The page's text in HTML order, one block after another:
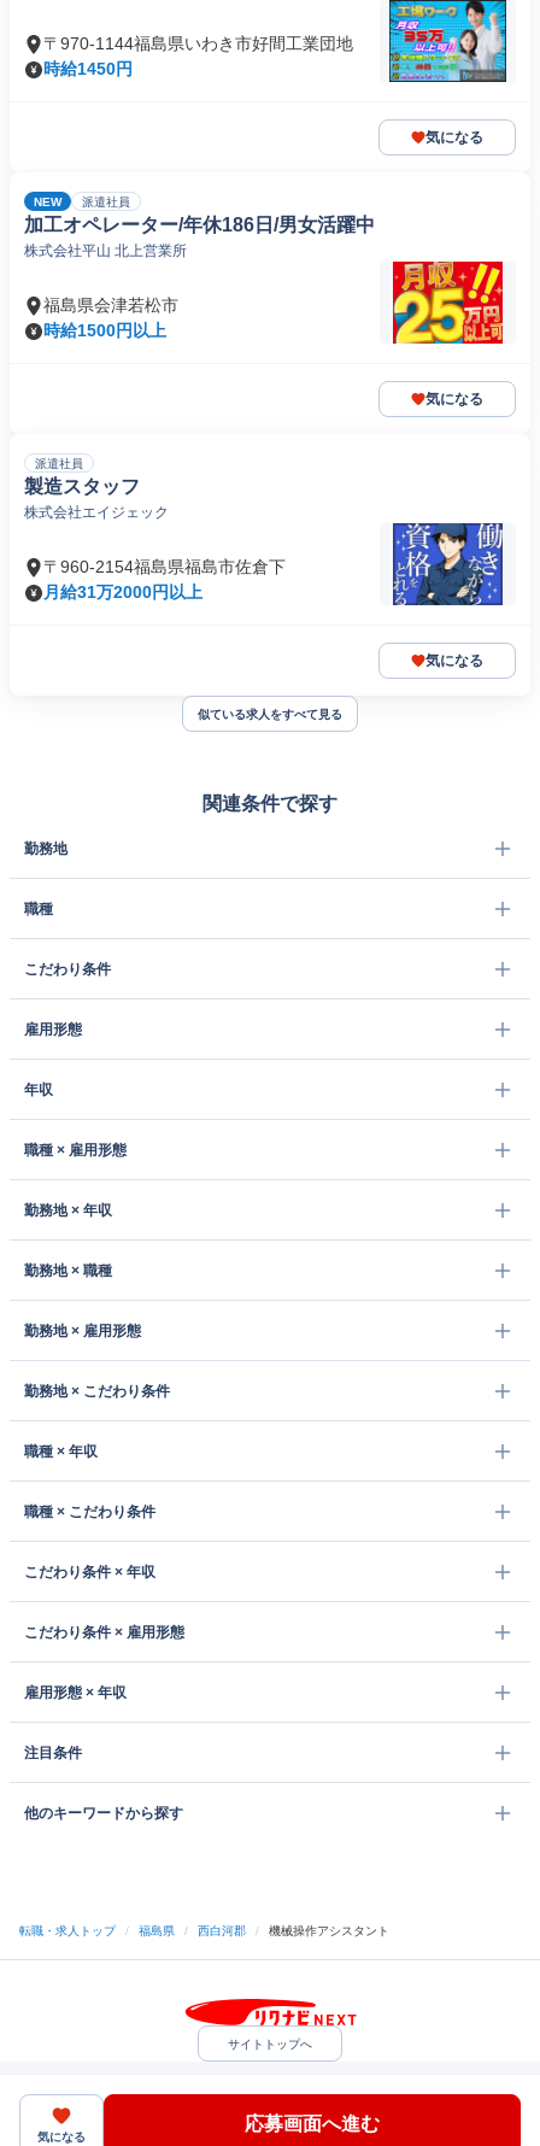
〒970-1144福島県いわき市好間工業団地
時給1450円
気になる
NEW 派遣社員
加工オペレーター/年休186日/男女活躍中
株式会社平山 北上営業所
福島県会津若松市
時給1500円以上
気になる
派遣社員
製造スタッフ
株式会社エイジェック
〒960-2154福島県福島市佐倉下
月給31万2000円以上
気になる
似ている求人をすべて見る
関連条件で探す
勤務地
職種
こだわり条件
雇用形態
年収
職種 × 雇用形態
勤務地 × 年収
勤務地 × 職種
勤務地 × 雇用形態
勤務地 × こだわり条件
職種 × 年収
職種 × こだわり条件
こだわり条件 × 年収
こだわり条件 × 雇用形態
雇用形態 × 年収
注目条件
他のキーワードから探す
転職・求人トップ / 福島県 / 西白河郡 / 機械操作アシスタント
気になる
応募画面へ進む
サイトトップへ
中途採用をご検討の企業様
ヘルプ・お問い合わせ
（C）Indeed Inc.